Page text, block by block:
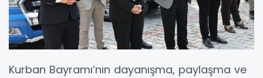
Kurban Bayramı’nın dayanışma, paylaşma ve